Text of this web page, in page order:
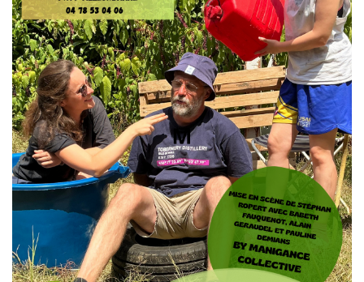
A
N
A
V
I
G
A
T
I
O
N